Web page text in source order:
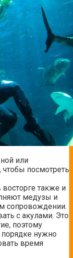
или
чтобы посмотреть
восторге также и
медузы и
сопровождении.
с акулами. Это
поэтому
порядке нужно
время